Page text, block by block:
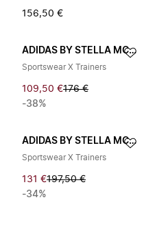
156,50 €
ADIDAS BY STELLA MCCARTNEY
Sportswear X Trainers
109,50 €176 €
-38%
ADIDAS BY STELLA MCCARTNEY
Sportswear X Trainers
131 €197,50 €
-34%